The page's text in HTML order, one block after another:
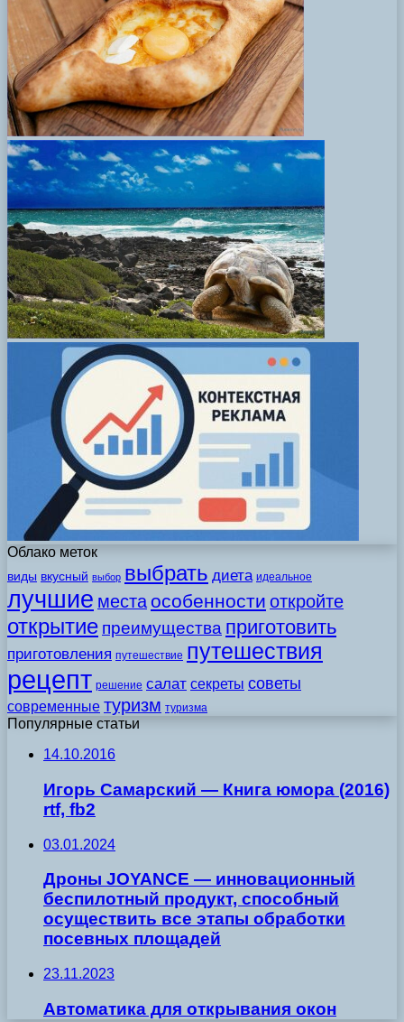
Облако меток
виды вкусный выбор выбрать диета идеальное
лучшие места особенности откройте
открытие преимущества приготовить
приготовления путешествие путешествия
рецепт решение салат секреты советы
современные туризм туризма
Популярные статьи
14.10.2016
Игорь Самарский — Книга юмора (2016)
rtf, fb2
03.01.2024
Дроны JOYANCE — инновационный
беспилотный продукт, способный
осуществить все этапы обработки
посевных площадей
23.11.2023
Автоматика для открывания окон